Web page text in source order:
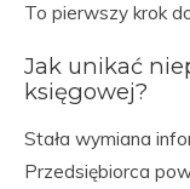
To pierwszy krok
Jak unikać
księgowej?
Stała wymiana
Przedsiębiorca